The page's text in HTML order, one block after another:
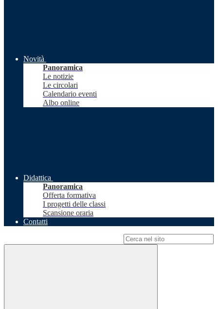
Novità
Panoramica
Le notizie
Le circolari
Calendario eventi
Albo online
Didattica
Panoramica
Offerta formativa
I progetti delle classi
Scansione oraria
Contatti